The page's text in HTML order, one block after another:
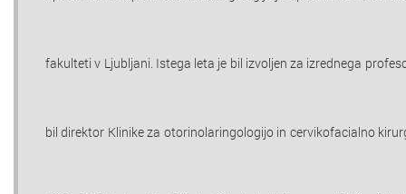
fakulteti v Ljubljani. Istega leta je bil izvoljen za izrednega
bil direktor Klinike za otorinolaringologijo in cervikofacialno